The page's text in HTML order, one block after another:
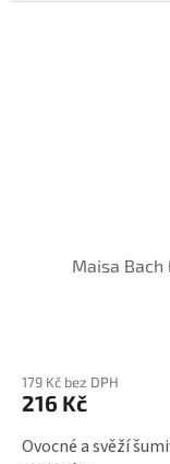
Maisa Bach
179 Kč bez DPH
216 Kč
Ovocné a svěží